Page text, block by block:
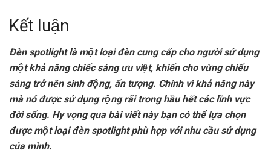
Kết luận
Đèn spotlight là một loại đèn cung cấp cho người sử dụng
một khả năng chiếc sáng ưu việt, khiến cho vừng chiếu
sáng trở nên sinh động, ấn tượng. Chính vì khả năng này
mà nó được sử dụng rộng rãi trong hầu hết các lĩnh vực
đời sống. Hy vọng qua bài viết này bạn có thể lựa chọn
được một loại đèn spotlight phù hợp với nhu cầu sử dụng
của mình.